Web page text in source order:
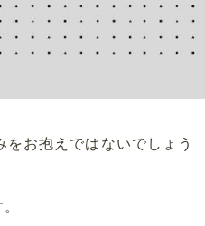
をお抱えではないでしょう